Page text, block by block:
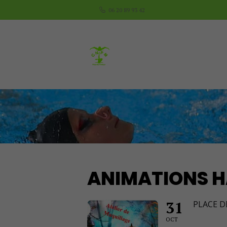
06 20 89 93 42
ANIMATIONS
31
OCT
PLACE